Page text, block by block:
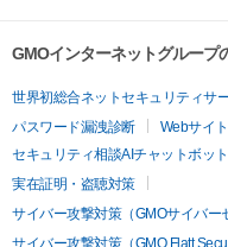
GMOインターネットグループ
世界初総合ネットセキュリティサ
パスワード漏洩診断
Webサイ
セキュリティ相談AIチャットボット
実在証明・盗聴対策
サイバー攻撃対策（GMOサイバー